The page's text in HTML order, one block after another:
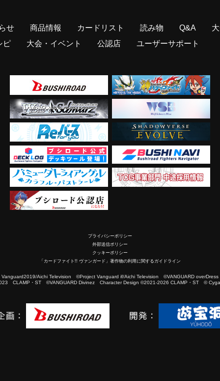
せ 商品情報 カードリスト 読み物 Q&A
ピ
大会・イベント 公認店 ユーザーサポート
プライバシーポリシー
外部送信ポリシー
クッキーポリシー
「カードファイト!! ヴァンガード」著作物の利用に関するガイドライン
Aichi Television ©Project Vanguard if/Aichi Television ©VANGUARD
CLAMP・ST ©VANGUARD Divinez Character Design ©2021-2026 CLAMP・ST ©